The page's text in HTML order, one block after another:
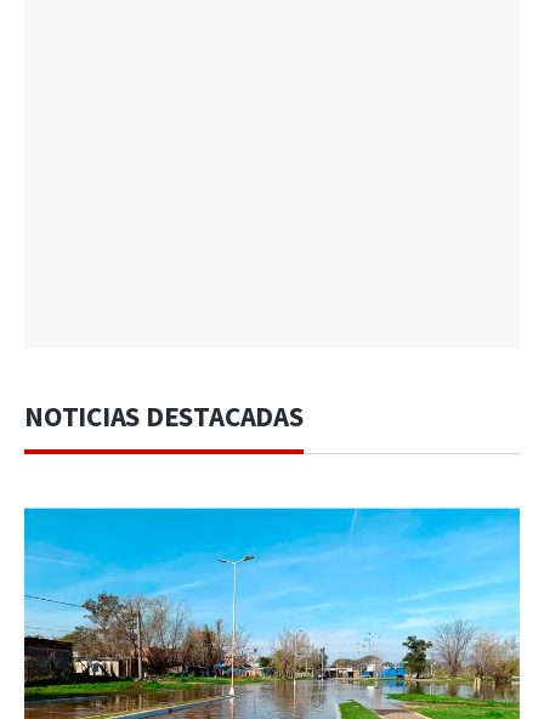
NOTICIAS DESTACADAS